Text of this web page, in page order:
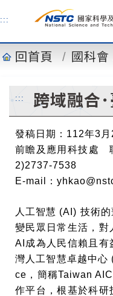
主
容
:::
回首頁 國科會
::: 跨域融合
發稿日期：112年3月
前瞻及應用科技處
2)2737-7538
E-mail：
人工智慧 (AI) 技術
變民眾日常生活，對
AI成為人民信賴且有
灣人工智慧卓越中
ce，簡稱Taiwan
作平台，根基於科研